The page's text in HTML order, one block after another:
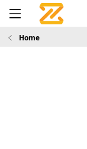
Home